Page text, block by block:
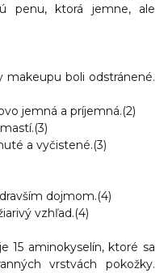
penu, ktorá jemne, ale
makeupu boli odstránené.
jemná a príjemná.(2)
a vyčistené.(3)
dojmom.(4)
vzhľad.(4)
15 aminokyselín, ktoré sa
vrstvách pokožky.